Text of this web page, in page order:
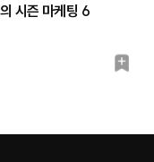
북
시즌 마케팅 6